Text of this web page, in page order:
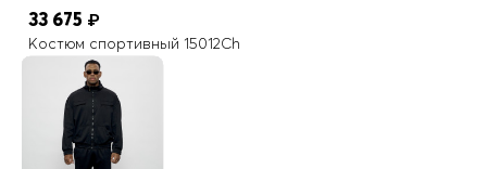
33 675 ₽
Костюм спортивный 15012Ch